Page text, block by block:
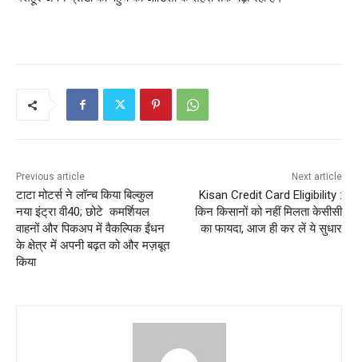
Previous article
टाटा मोटर्स ने लॉन्च किया बिल्कुल
नया इंट्रा वी40; छोटे कमर्शियल
वाहनों और पिकअप में वैकल्पिक ईंधन
के क्षेत्र में अपनी बढ़त को और मज़बूत
किया
Next article
Kisan Credit Card Eligibility :
किन किसानों को नहीं मिलता केसीसी
का फायदा, आज ही कर लें ये सुधार